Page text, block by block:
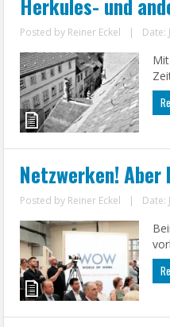
Herkules- und
Posted by Reiner Eckel | Date:
Netzwerken! Aber
Posted by Reiner Eckel | Date: